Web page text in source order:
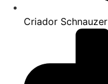
Criador Schnauzer